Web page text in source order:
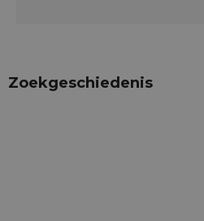
Zoekgeschiedenis